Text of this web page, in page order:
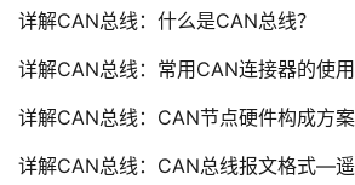
详解CAN总线：什么是CAN总线？
详解CAN总线：常用CAN连接器的使
详解CAN总线：CAN节点硬件构成方案
详解CAN总线：CAN总线报文格式—